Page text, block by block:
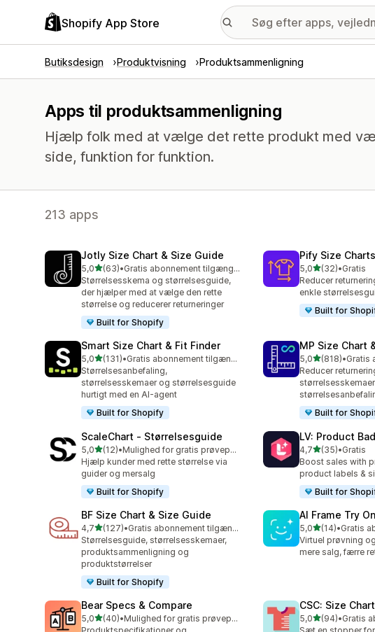
Shopify App Store
Butiksdesign Produktvisning Produktsammenligning
Apps til produktsammenligning
Hjælp folk med at vælge det rette produkt med
side, funktion for funktion.
213 apps
Jotly Size Chart & Size Guide
5,0ud af 5 stjerner
(63)
63 anmeldelser i alt
•
Gratis abonnement tilgængeligt
Størrelsesskema og størrelsesguide,
der hjælper med at vælge den rette
størrelse og reducerer returneringer
Built for Shopify
Pify Size
5,0ud af 5 stjerner
(32)
32 anmeldelser i alt
•Gratis
Reducer
enkle
Built for
Smart Size Chart & Fit Finder
5,0ud af 5 stjerner
(131)
131 anmeldelser i alt
•
Gratis abonnement tilgængeligt
Størrelsesanbefaling,
størrelsesskemaer og størrelsesguide
hurtigt med en AI-agent
Built for Shopify
MP Size Chart
5,0ud af 5 stjerner
(818)
818 anmeldelser i
•
Reducer
Built for
ScaleChart ‑ Størrelsesguide
5,0ud af 5 stjerner
(12)
12 anmeldelser i alt
•
Mulighed for gratis prøveperiode
Hjælp kunder med rette størrelse via
guider og mersalg
Built for Shopify
LV: Product
4,7ud af 5 stjerner
(35)
35 anmeldelser i alt
•Gratis
Boost sales with
product labels &
Built for
BF Size Chart & Size Guide
4,7ud af 5 stjerner
(127)
127 anmeldelser i alt
•
Gratis abonnement tilgængeligt
Størrelsesguide, størrelsesskemaer,
produktsammenligning og
produktstørrelser
Built for Shopify
AI Frame Try
5,0ud af 5 stjerner
(14)
14 anmeldelser i
•
Virtuel prøvning
mere salg, færre
Bear Specs & Compare
5,0ud af 5 stjerner
(40)
40 anmeldelser i alt
•
Mulighed for gratis prøveperiode
CSC: Size
5,0ud af 5 stjerner
(94)
94 anmeldelser i
•